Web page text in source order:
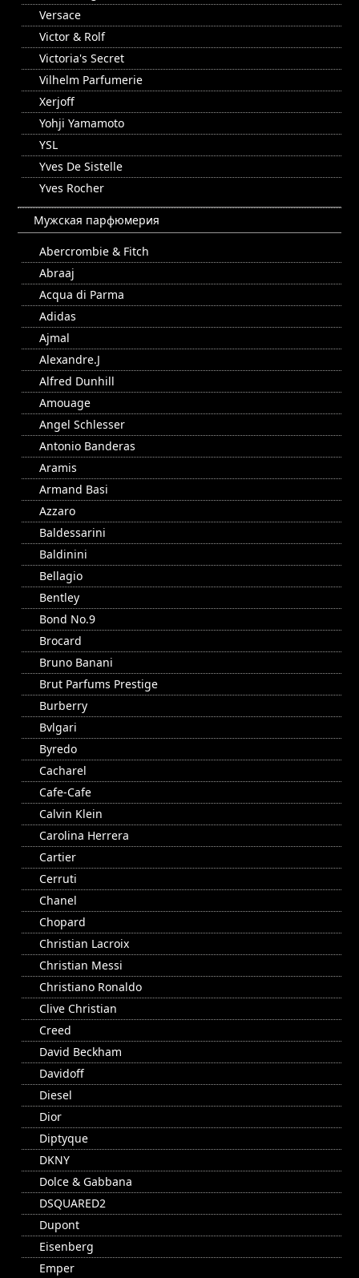
Versace
Victor & Rolf
Victoria's Secret
Vilhelm Parfumerie
Xerjoff
Yohji Yamamoto
YSL
Yves De Sistelle
Yves Rocher
Мужская парфюмерия
Abercrombie & Fitch
Abraaj
Acqua di Parma
Adidas
Ajmal
Alexandre.J
Alfred Dunhill
Amouage
Angel Schlesser
Antonio Banderas
Aramis
Armand Basi
Azzaro
Baldessarini
Baldinini
Bellagio
Bentley
Bond No.9
Brocard
Bruno Banani
Brut Parfums Prestige
Burberry
Bvlgari
Byredo
Cacharel
Cafe-Cafe
Calvin Klein
Carolina Herrera
Cartier
Cerruti
Chanel
Chopard
Christian Lacroix
Christian Messi
Christiano Ronaldo
Clive Christian
Creed
David Beckham
Davidoff
Diesel
Dior
Diptyque
DKNY
Dolce & Gabbana
DSQUARED2
Dupont
Eisenberg
Emper